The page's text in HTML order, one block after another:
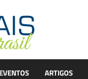
EVENTOS ARTIGOS